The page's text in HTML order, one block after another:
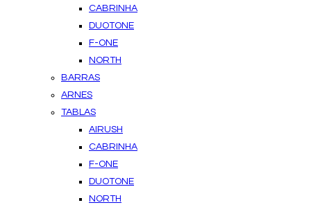
CABRINHA
DUOTONE
F-ONE
NORTH
BARRAS
ARNES
TABLAS
AIRUSH
CABRINHA
F-ONE
DUOTONE
NORTH